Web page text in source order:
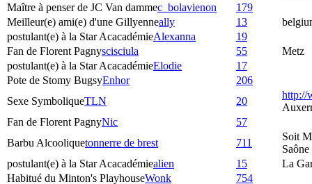
Maître à penser de JC Van dammec_bolavienon
179
Meilleur(e) ami(e) d'une Gillyenneally 13
postulant(e) à la Star AcacadémieAlexanna
19
Fan de Florent Pagnyscisciula 55
Metz
postulant(e) à la Star AcacadémieElodie
17
Pote de Stomy BugsyEnhor
206
Sexe SymboliqueTLN 20
http://
Fan de Florent PagnyNic
57
Barbu Alcooliquetonnerre de brest 711
Soit
Saône
postulant(e) à la Star Acacadémiealien 15
La
Habitué du Minton's PlayhouseWonk 754